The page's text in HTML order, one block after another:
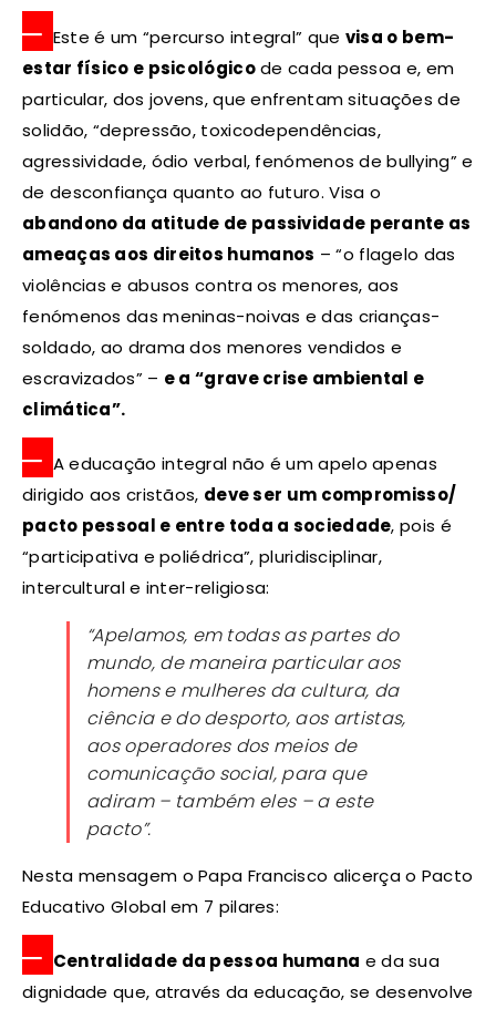
– Este é um “percurso integral” que visa o bem-
estar físico e psicológicode cada pessoa e, em
particular, dos jovens, que enfrentam situações de
solidão, “depressão, toxicodependências,
agressividade, ódio verbal, fenómenos de bullying” e
de desconfiança quanto ao futuro. Visa o
abandono da atitude de passividade perante as
ameaças aos direitos humanos – “o flagelo das
violências e abusos contra os menores, aos
fenómenos das meninas-noivas e das crianças-
soldado, ao drama dos menores vendidos e
escravizados” – e a “grave crise ambiental e
climática”.
– A educação integral não é um apelo apenas
dirigido aos cristãos, deve ser um compromisso/
pacto pessoal e entre toda a sociedade, pois é
“participativa e poliédrica”, pluridisciplinar,
intercultural e inter-religiosa:
“Apelamos, em todas as partes do
mundo, de maneira particular aos
homens e mulheres da cultura, da
ciência e do desporto, aos artistas,
aos operadores dos meios de
comunicação social, para que
adiram – também eles – a este
pacto”.
Nesta mensagem o Papa Francisco alicerça o Pacto
Educativo Global em 7 pilares:
– Centralidade da pessoa humana e da sua
dignidade que, através da educação, se desenvolve